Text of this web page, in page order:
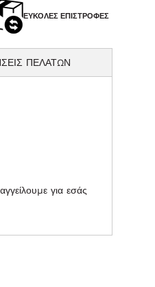
ΕΎΚΟΛΕΣ ΕΠΙΣΤΡΟΦΈΣ
ΠΕΛΑΤΩΝ
για εσάς